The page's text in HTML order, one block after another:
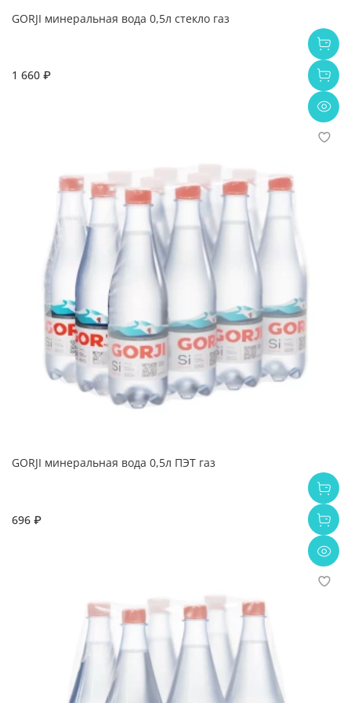
GORJI минеральная вода 0,5л стекло газ
1 660 ₽
GORJI минеральная вода 0,5л ПЭТ газ
696 ₽